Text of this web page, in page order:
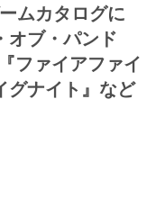
ムカタログに
オブ・パンド
ファイアファイ
ナイト』など